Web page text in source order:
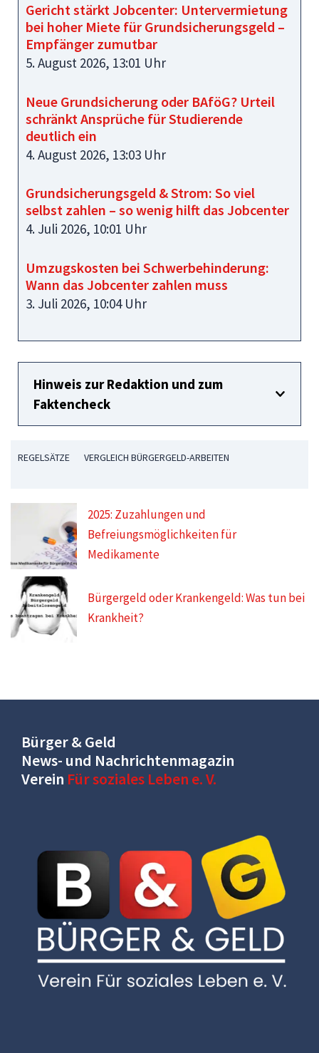
Gericht stärkt Jobcenter: Untervermietung
bei hoher Miete für Grundsicherungsgeld –
Empfänger zumutbar
5. August 2026, 13:01 Uhr
Neue Grundsicherung oder BAföG? Urteil
schränkt Ansprüche für Studierende
deutlich ein
4. August 2026, 13:03 Uhr
Grundsicherungsgeld & Strom: So viel
selbst zahlen – so wenig hilft das Jobcenter
4. Juli 2026, 10:01 Uhr
Umzugskosten bei Schwerbehinderung:
Wann das Jobcenter zahlen muss
3. Juli 2026, 10:04 Uhr
Hinweis zur Redaktion und zum
Faktencheck
REGELSÄTZE VERGLEICH BÜRGERGELD-ARBEITEN
2025: Zuzahlungen und
Befreiungsmöglichkeiten für
Medikamente
Bürgergeld oder Krankengeld: Was tun bei
Krankheit?
Bürger & Geld
News- und Nachrichtenmagazin
Verein Für soziales Leben e. V.